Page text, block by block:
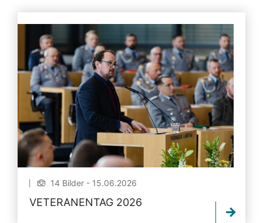
14 Bilder - 15.06.2026
VETERANENTAG 2026